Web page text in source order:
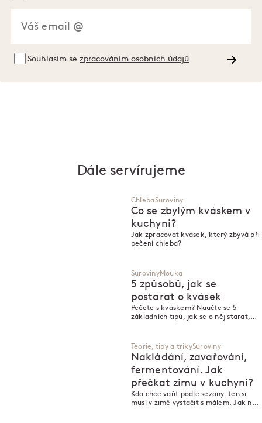
Souhlasím se zpracováním osobních údajů
Dále servírujeme
ChlebaSuroviny
Co se zbylým kváskem v
kuchyni?
Jak zpracovat kvásek, který zbývá při
pečení chleba?
SurovinyMouka
5 způsobů, jak se
postarat o kvásek
Pečete s kváskem? Naučte se 5
základních tipů, jak se o něj starat,
Teorie, tipy a trikySuroviny
Nakládání, zavařování,
fermentování. Jak
přečkat zimu v kuchyni?
Kdo chce vařit podle sezony, ten si
musí v zimě vystačit s málem. Jak na